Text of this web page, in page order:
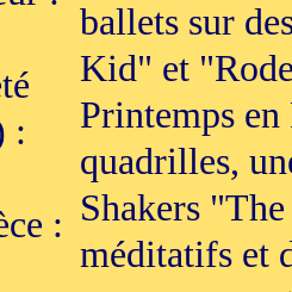
:
:
ballets sur
Kid" et
Printemps en
quadrilles,
Shakers
méditatifs et